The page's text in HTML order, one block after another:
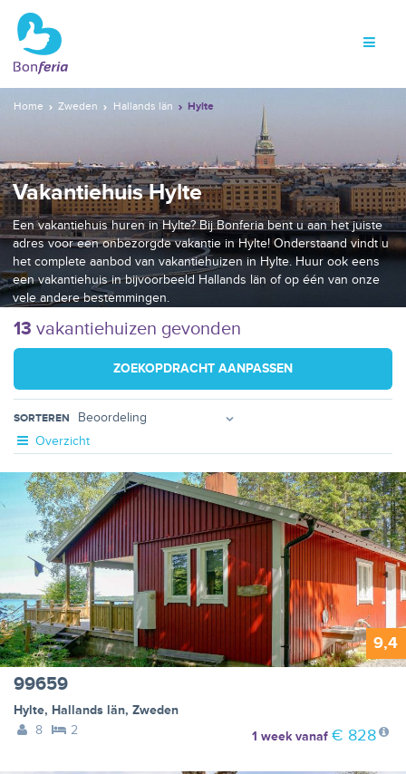
Home Zweden Hallands län Hylte
Vakantiehuis Hylte
Een vakantiehuis huren in Hylte? Bij Bonferia bent u aan het juiste
adres voor een onbezorgde vakantie in Hylte! Onderstaand vindt u
het complete aanbod van vakantiehuizen in Hylte. Huur ook eens
een vakantiehuis in bijvoorbeeld Hallands län of op één van onze
vele andere bestemmingen.
13 vakantiehuizen gevonden
ZOEKOPDRACHT AANPASSEN
SORTEREN
Overzicht
9,4
99659
Hylte, Hallands län, Zweden
8
2 1 weekvanaf € 828